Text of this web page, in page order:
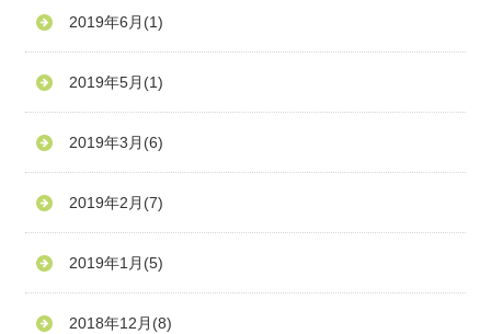
2019年6月 (1)
2019年5月 (1)
2019年3月 (6)
2019年2月 (7)
2019年1月 (5)
2018年12月 (8)